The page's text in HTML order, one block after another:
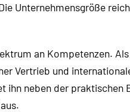
Unternehmensgröße
an Kompetenzen.
Vertrieb und
neben der praktischen